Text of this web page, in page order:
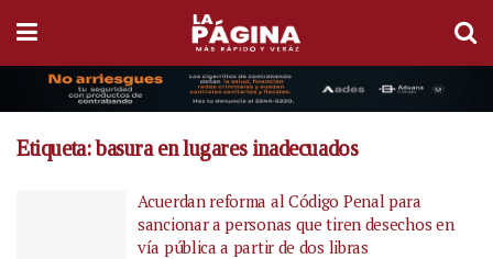
Etiqueta:basura en lugares inadecuados
Acuerdan reforma al Código Penal para
sancionar a personas que tiren desechos en
vía pública a partir de dos libras